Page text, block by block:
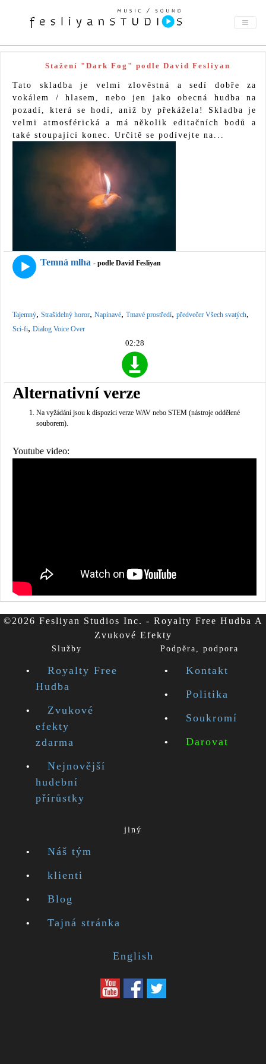
Stažení "Dark Fog" podle David Fesliyan
Tato skladba je velmi zlověstná a sedí dobře za
vokálem / hlasem, nebo jen jako obecná hudba na
pozadí, která se hodí, aniž by překážela! Skladba je
velmi atmosférická a má několik editačních bodů a
také stoupající konec. Určitě se podívejte na...
Temná mlha - podle David Fesliyan
Tajemný, Strašidelný horor, Napínavé, Tmavé prostředí, předvečer Všech svatých,
Sci-fi, Dialog Voice Over
02:28
Alternativní verze
Na vyžádání jsou k dispozici verze WAV nebo STEM (nástroje oddělené
souborem).
Youtube video:
©2026 Fesliyan Studios Inc. - Royalty Free Hudba A
Zvukové Efekty
Služby
Royalty Free
Hudba
Zvukové
efekty
zdarma
Nejnovější
hudební
přírůstky
Podpěra, podpora
Kontakt
Politika
Soukromí
Darovat
jiný
Náš tým
klienti
Blog
Tajná stránka
English